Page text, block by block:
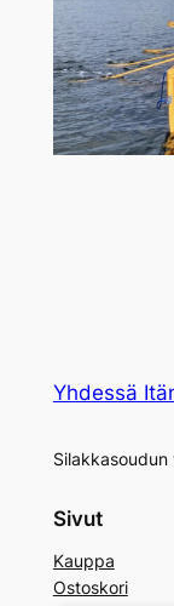
k
k
a
m
Yhdessä
Sivut
Kauppa
Ostoskori